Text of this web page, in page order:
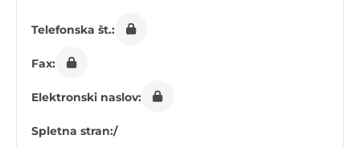
Telefonska št.:
Fax:
Elektronski naslov:
Spletna stran:/